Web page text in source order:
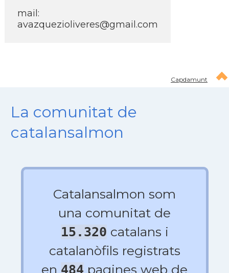
mail:
avazquezioliveres@gmail.com
Capdamunt
La comunitat de
catalansalmon
Catalansalmon som
una comunitat de
15.320 catalans i
catalanòfils registrats
en 484 pagines web de